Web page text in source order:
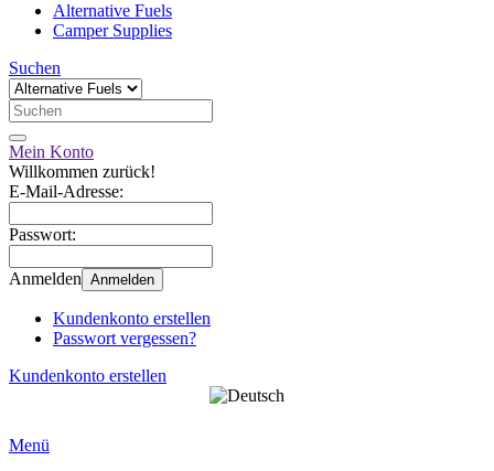
Alternative Fuels
Camper Supplies
Suchen
Mein Konto
Willkommen zurück!
E-Mail-Adresse:
Passwort:
Anmelden Anmelden
Kundenkonto erstellen
Passwort vergessen?
Kundenkonto erstellen
Menü